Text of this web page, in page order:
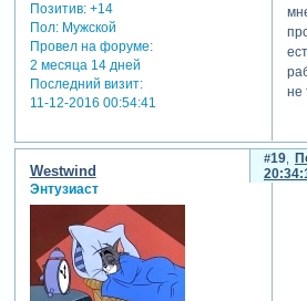
Позитив: +14
Пол:Мужской
Провел на форуме:
2 месяца 14 дней
Последний визит:
11-12-2016 00:54:41
не
19
Westwind
Энтузиаст